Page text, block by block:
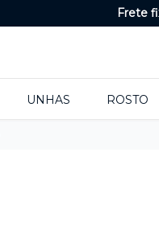
Frete
UNHAS ROSTO